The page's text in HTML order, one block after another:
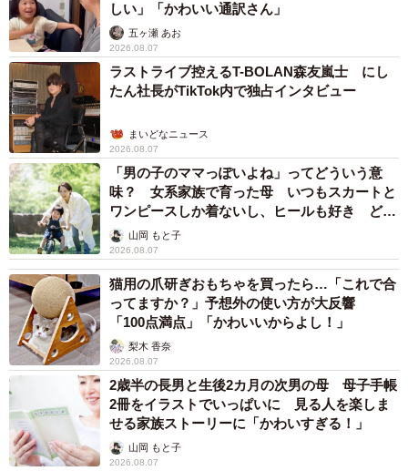
4/4
ハワイ在住のアニマルコミュニケーターShioriさんのワークショップは、
回を追うごとに受講生が増えているという
▼Shioriさん公式ホームページ
https://www.achawaii.net/
しい」「かわいい通訳さん」
五ヶ瀬 あお
2026.08.07
ラストライブ控えるT-BOLAN森友嵐士 にし
たん社長がTikTok内で独占インタビュー
まいどなニュース
2026.08.07
「男の子のママっぽいよね」ってどういう意
味？ 女系家族で育った母 いつもスカートと
ワンピースしか着ないし、ヒールも好き どの
へんが…
山岡 もと子
2026.08.07
猫用の爪研ぎおもちゃを買ったら…「これで合
ってますか？」予想外の使い方が大反響
「100点満点」「かわいいからよし！」
梨木 香奈
2026.08.07
2歳半の長男と生後2カ月の次男の母 母子手帳
2冊をイラストでいっぱいに 見る人を楽しま
せる家族ストーリーに「かわいすぎる！」
山岡 もと子
2026.08.07